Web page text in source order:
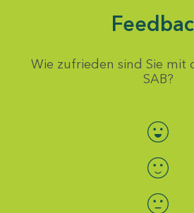
Wie zufrieden sind Sie mit
SAB?